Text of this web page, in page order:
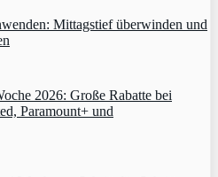
Mittagstief überwinden und
2026: Große Rabatte bei
Paramount+ und